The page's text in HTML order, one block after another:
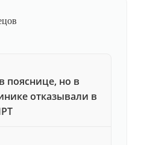
пояснице, но в
отказывали в